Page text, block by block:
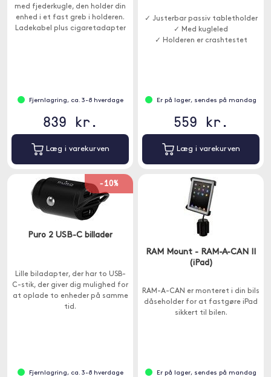
med fjederkugle, den holder din
enhed i et fast greb i holderen.
Ladekabel plus cigaretadapter
Fjernlagring, ca. 3-8 hverdage
839 kr.
Læg i varekurven
✓ Justerbar passiv tabletholder
✓ Med kugleled
✓ Holderen er crashtestet
Er på lager, sendes på mandag
559 kr.
Læg i varekurven
-10%
Puro 2 USB-C billader
Lille biladapter, der har to USB-
C-stik, der giver dig mulighed for
at oplade to enheder på samme
tid.
Fjernlagring, ca. 3-8 hverdage
RAM Mount - RAM-A-CAN II
(iPad)
RAM-A-CAN er monteret i din bils
dåseholder for at fastgøre iPad
sikkert til bilen.
Er på lager, sendes på mandag